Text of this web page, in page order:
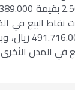
بقيمة 3.408.158.000 ريال.